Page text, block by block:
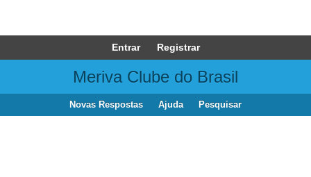
Entrar Registrar
Meriva Clube do Brasil
Novas Respostas Ajuda Pesquisar